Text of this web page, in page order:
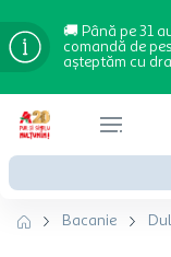
🚚 Până pe 31
comandă de
așteptăm cu
Bacanie